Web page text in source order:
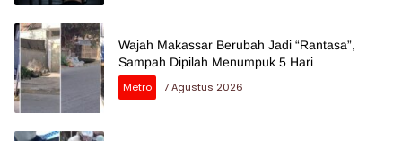
Wajah Makassar Berubah Jadi “Rantasa”,
Sampah Dipilah Menumpuk 5 Hari
Metro
7 Agustus 2026